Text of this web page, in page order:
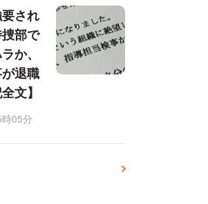
要され
部で
か、
退職
文】
05分